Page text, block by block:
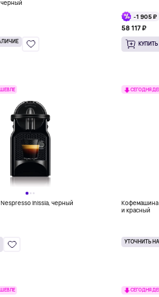
черный
-1 905 ₽
58 117 ₽
КУПИТЬ
Inissia, черный
СЕГОДНЯ
Кофемашина
и красный
УТОЧНИТЬ
СЕГОДНЯ